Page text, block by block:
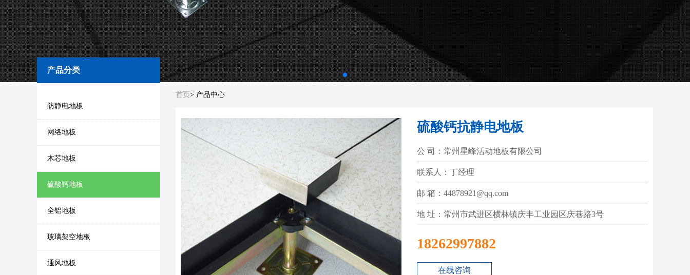
产品分类
防静电地板
网络地板
木芯地板
硫酸钙地板
全铝地板
玻璃架空地板
通风地板
首页 > 产品中心
硫酸钙抗静电地板
公 司：常州星峰活动地板有限公司
联系人：丁经理
邮 箱：44878921@qq.com
地 址：常州市武进区横林镇庆丰工业园区庆巷路3号
18262997882
在线咨询